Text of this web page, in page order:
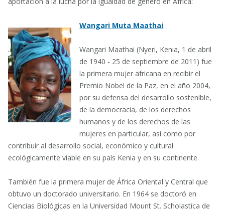
Wangari Muta Maathai
Wangari Maathai (Nyeri, Kenia, 1 de abril
de 1940 - 25 de septiembre de 2011) fue
la primera mujer africana en recibir el
Premio Nobel de la Paz, en el año 2004,
por su defensa del desarrollo sostenible,
de la democracia, de los derechos
humanos y de los derechos de las
mujeres en particular, así como por
contribuir al desarrollo social, económico y cultural
ecológicamente viable en su país Kenia y en su continente.
También fue la primera mujer de África Oriental y Central que
obtuvo un doctorado universitario. En 1964 se doctoró en
Ciencias Biológicas en la Universidad Mount St. Scholastica de